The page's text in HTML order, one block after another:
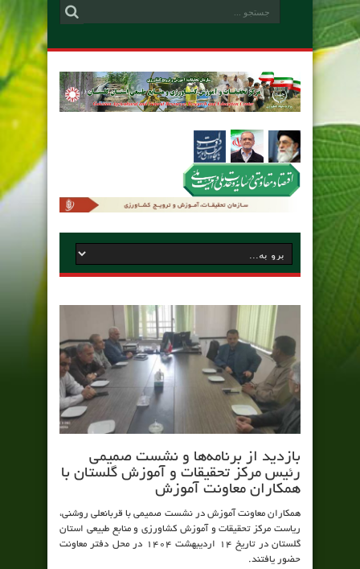
بازدید از برنامه‌ها و نشست صمیمی
رئیس مرکز تحقیقات و آموزش گلستان با
همکاران معاونت آموزش
همکاران معاونت آموزش در نشست صمیمی با قربانعلی روشنی،
ریاست مرکز تحقیقات و آموزش کشاورزی و منابع طبیعی استان
گلستان در تاریخ ۱۴ اردیبهشت ۱۴۰۴ در محل دفتر معاونت
حضور یافتند.